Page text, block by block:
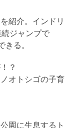
紹介。インドリ
ジャンプで
る。
？
オトシゴの子育
園に生息するト